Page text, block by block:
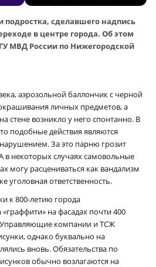
сделавшего надпись
в центре города. Об этом
МВД России по Нижегородской
аэрозольной баллончик с черной
личных предметов, а
стене возникло у него спонтанно. В
подобные действия являются
За это парню грозит
в некоторых случаях самовольные
могу расцениваться как вандализм
уголовная ответственность.
к 800-летию города
на фасадах почти 400
компании и ТСЖ
однако буквально на
вновь. Обязательства по
обычно возлагаются на